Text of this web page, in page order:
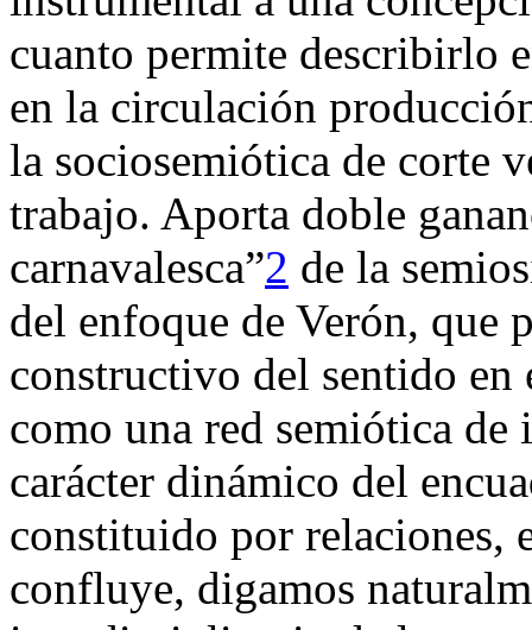
cuanto permite describirlo
en la circulación
la sociosemiótica de corte
trabajo. Aporta doble
carnavalesca”2 de la
del enfoque de Verón, que
constructivo del sentido en
como una red semiótica
carácter dinámico del
constituido por relaciones,
confluye, digamos